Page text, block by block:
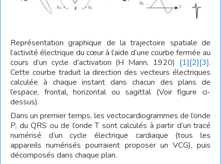
Représentation graphique de la trajectoire spatiale de
l’activité électrique du cœur à l’aide d’une courbe fermée au
cours d’un cycle d’activation (H Mann, 1920) [1][2][3].
Cette courbe traduit la direction des vecteurs électriques
calculée à chaque instant dans chacun des plans de
l’espace, frontal, horizontal ou sagittal (Voir figure ci-
dessus).
Dans un premier temps, les vectocardiogrammes de l’onde
P, du QRS ou de l’onde T sont calculés à partir d’un tracé
numérisé d’un cycle électrique cardiaque (tous les
appareils numérisés pourraient proposer un VCG), puis
décomposés dans chaque plan.